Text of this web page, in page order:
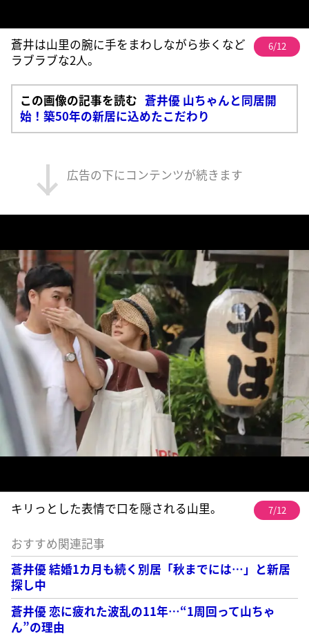
蒼井は山里の腕に手をまわしながら歩くなど
ラブラブな2人。
6/12
この画像の記事を読む 蒼井優 山ちゃんと同居開
始！築50年の新居に込めたこだわり
広告の下にコンテンツが続きます
キリっとした表情で口を隠される山里。 7/12
おすすめ関連記事
蒼井優 結婚1カ月も続く別居「秋までには…」と新居
探し中
蒼井優 恋に疲れた波乱の11年…“1周回って山ちゃ
ん”の理由